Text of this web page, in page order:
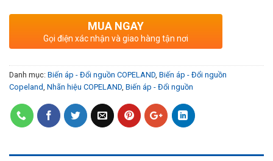
MUA NGAY
Gọi điện xác nhận và giao hàng tận nơi
Danh mục: Biến áp - Đổi nguồn COPELAND Biến áp - Đổi nguồn
Copeland Nhãn hiệu COPELAND Biến áp - Đổi nguồn